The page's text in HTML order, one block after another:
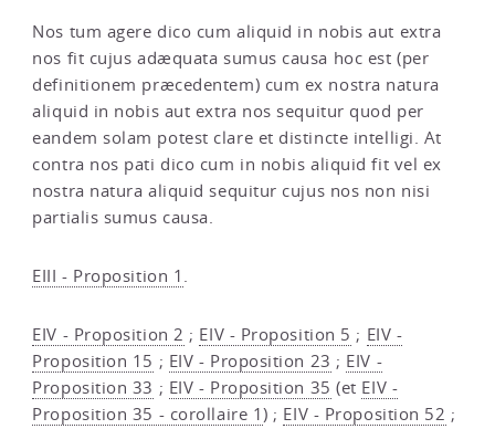
Nos tum agere dico cum aliquid in nobis aut extra
nos fit cujus adæquata sumus causa hoc est (per
definitionem præcedentem) cum ex nostra natura
aliquid in nobis aut extra nos sequitur quod per
eandem solam potest clare et distincte intelligi. At
contra nos pati dico cum in nobis aliquid fit vel ex
nostra natura aliquid sequitur cujus nos non nisi
partialis sumus causa.
EIII - Proposition 1 .
EIV - Proposition 2 ; EIV - Proposition 5 ; EIV -
Proposition 15 ; EIV - Proposition 23 ; EIV -
Proposition 33 ; EIV - Proposition 35 (et EIV -
Proposition 35 - corollaire 1) ; EIV - Proposition 52 ;